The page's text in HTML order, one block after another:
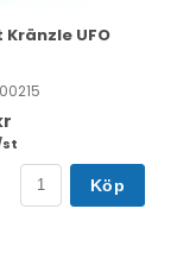
UFO
st
Köp